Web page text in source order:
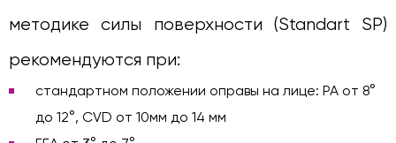
методике силы поверхности (Standart SP)
рекомендуются при:
стандартном положении оправы на лице: PA от 8°
до 12°, CVD от 10мм до 14 мм